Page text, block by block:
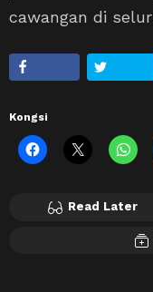
cawangan di
Kongsi
Read Later